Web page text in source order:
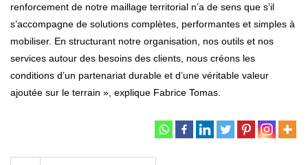
renforcement de notre maillage territorial n’a de sens que s’il
s’accompagne de solutions complètes, performantes et simples à
mobiliser. En structurant notre organisation, nos outils et nos
services autour des besoins des clients, nous créons les
conditions d’un partenariat durable et d’une véritable valeur
ajoutée sur le terrain », explique Fabrice Tomas.